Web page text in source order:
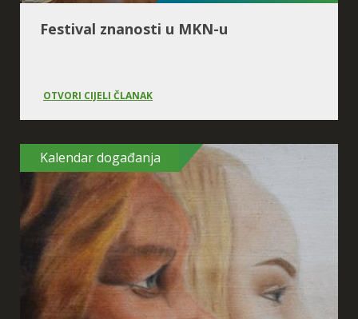
Festival znanosti u MKN-u
OTVORI CIJELI ČLANAK
Kalendar događanja